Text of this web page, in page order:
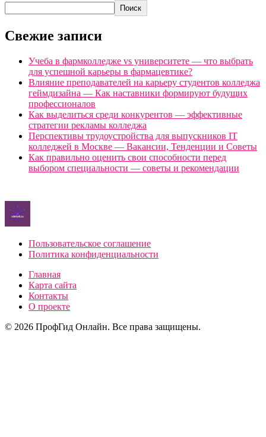
Поиск
Свежие записи
Учеба в фармколледже vs университете — что выбрать
для успешной карьеры в фармацевтике?
Влияние преподавателей на карьеру студентов колледжа
геймдизайна — Как наставники формируют будущих
профессионалов
Как выделиться среди конкурентов — эффективные
стратегии рекламы колледжа
Перспективы трудоустройства для выпускников IT
колледжей в Москве — Вакансии, Тенденции и Советы
Как правильно оценить свои способности перед
выбором специальности — советы и рекомендации
Пользовательское соглашение
Политика конфиденциальности
Главная
Карта сайта
Контакты
О проекте
© 2026 ПрофГид Онлайн. Все права защищены.